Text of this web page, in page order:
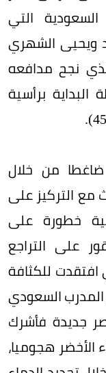
التي
ويحيى الشهري
نجح مدافعه
برأسية
ضاغطا من خلال
مع التركيز على
خطورة على
على التراجع
افتقدت للكثافة
المدرب السعودي
جديدة فأشرك
الأخضر هجوميا،